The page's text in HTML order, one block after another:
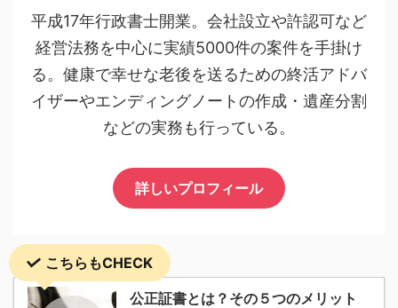
平成17年行政書士開業。会社設立や許認可など
経営法務を中心に実績5000件の案件を手掛け
る。健康で幸せな老後を送るための終活アドバ
イザーやエンディングノートの作成・遺産分割
などの実務も行っている。
詳しいプロフィール
こちらもCHECK
公正証書とは？その５つのメリット